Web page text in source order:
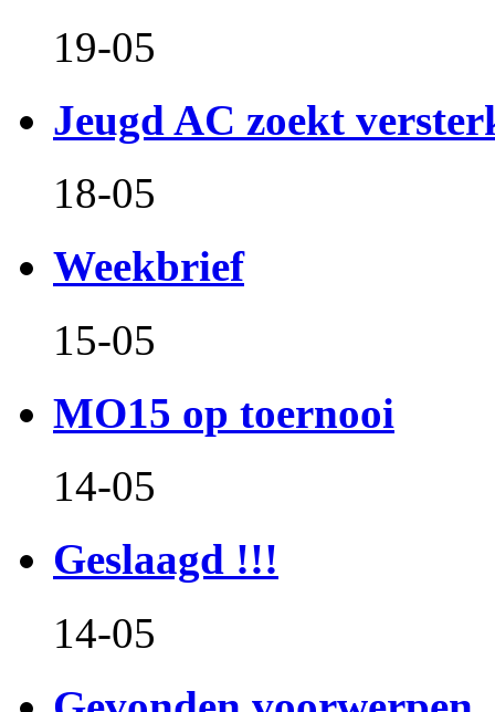
19-05
Jeugd AC zoekt
18-05
Weekbrief
15-05
MO15 op toernooi
14-05
Geslaagd !!!
14-05